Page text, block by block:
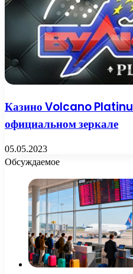
Казино Volcano
официальном зеркале
05.05.2023
Обсуждаемое